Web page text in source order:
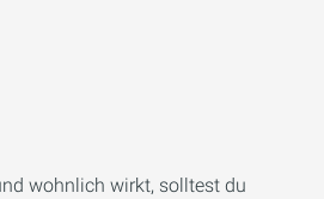
wohnlich wirkt, solltest du